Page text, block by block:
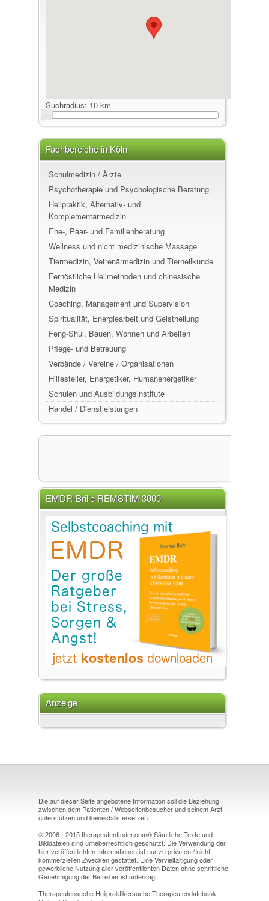
Suchradius: 10 km
Fachbereiche in Köln
Schulmedizin / Ärzte
Psychotherapie und Psychologische Beratung
Heilpraktik, Alternativ- und
Komplementärmedizin
Ehe-, Paar- und Familienberatung
Wellness und nicht medizinische Massage
Tiermedizin, Vetrenärmedizin und Tierheilkunde
Fernöstliche Heilmethoden und chinesische
Medizin
Coaching, Management und Supervision
Spiritualität, Energiearbeit und Geistheilung
Feng-Shui, Bauen, Wohnen und Arbeiten
Pflege- und Betreuung
Verbände / Vereine / Organisationen
Hilfesteller, Energetiker, Humanenergetiker
Schulen und Ausbildungsinstitute
Handel / Dienstleistungen
EMDR-Brille REMSTIM 3000
Anzeige
Die auf dieser Seite angebotene Information soll die Beziehung
zwischen dem Patienten / Webseitenbesucher und seinem Arzt
unterstützen und keinesfalls ersetzen.
© 2006 - 2015 therapeutenfinder.com® Sämtliche Texte und
Bilddateien sind urheberrechtlich geschützt. Die Verwendung der
hier veröffentlichten Informationen ist nur zu privaten / nicht
kommerziellen Zwecken gestattet. Eine Vervielfältigung oder
gewerbliche Nutzung aller veröffentlichten Daten ohne schriftliche
Genehmigung der Betreiber ist untersagt.
Therapeutensuche Heilpraktikersuche Therapeutendatebank